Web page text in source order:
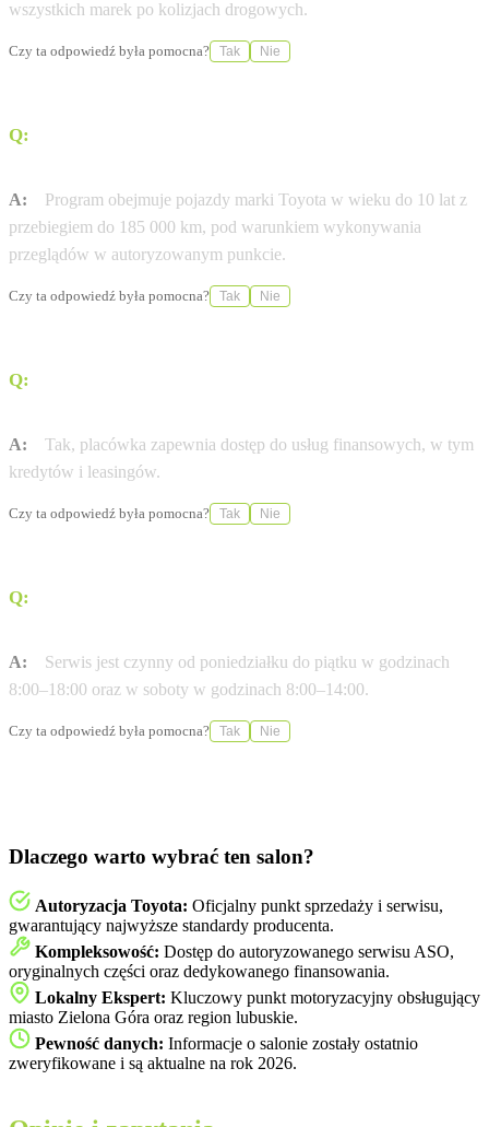
wszystkich marek po kolizjach drogowych.
Czy ta odpowiedź była pomocna? Tak Nie
Q:
A:
Program obejmuje pojazdy marki Toyota w wieku do 10 lat z
przebiegiem do 185 000 km, pod warunkiem wykonywania
przeglądów w autoryzowanym punkcie.
Czy ta odpowiedź była pomocna? Tak Nie
Q:
A:
Tak, placówka zapewnia dostęp do usług finansowych, w tym
kredytów i leasingów.
Czy ta odpowiedź była pomocna? Tak Nie
Q:
A:
Serwis jest czynny od poniedziałku do piątku w godzinach
8:00–18:00 oraz w soboty w godzinach 8:00–14:00.
Czy ta odpowiedź była pomocna? Tak Nie
Dlaczego warto wybrać ten salon?
Autoryzacja Toyota: Oficjalny punkt sprzedaży i serwisu,
gwarantujący najwyższe standardy producenta.
Kompleksowość: Dostęp do autoryzowanego serwisu ASO,
oryginalnych części oraz dedykowanego finansowania.
Lokalny Ekspert: Kluczowy punkt motoryzacyjny obsługujący
miasto Zielona Góra oraz region lubuskie.
Pewność danych: Informacje o salonie zostały ostatnio
zweryfikowane i są aktualne na rok 2026.